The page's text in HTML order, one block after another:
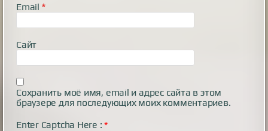
Email *
Сайт
Сохранить моё имя, email и адрес сайта в этом
браузере для последующих моих комментариев.
Enter Captcha Here :*